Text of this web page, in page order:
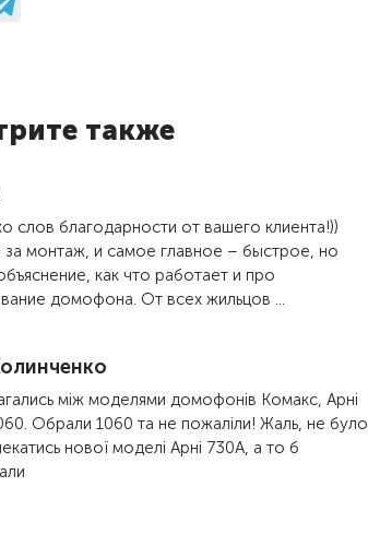
также
слов благодарности от вашего клиента!))
за монтаж, и самое главное – быстрое, но
как что работает и про
домофона. От всех жильцов ...
між моделями домофонів Комакс, Арні
Обрали 1060 та не пожаліли! Жаль, не було
нової моделі Арні 730А, а то б